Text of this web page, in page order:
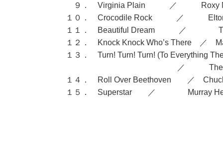
９． Virginia Plain ／ Roxy
１０． Crocodile Rock ／ Elton
１１． Beautiful Dream ／
１２． Knock Knock Who’s There ／
１３． Turn! Turn! Turn! (To Everything
／ The
１４． Roll Over Beethoven ／
１５． Superstar ／